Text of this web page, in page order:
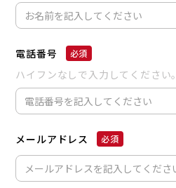
電話番号
ハイフンなしで入力してください。
メールアドレス